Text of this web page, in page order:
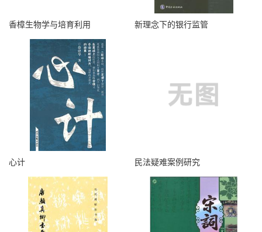
香樟生物学与培育利用 新理念下的银行监管
心计 民法疑难案例研究